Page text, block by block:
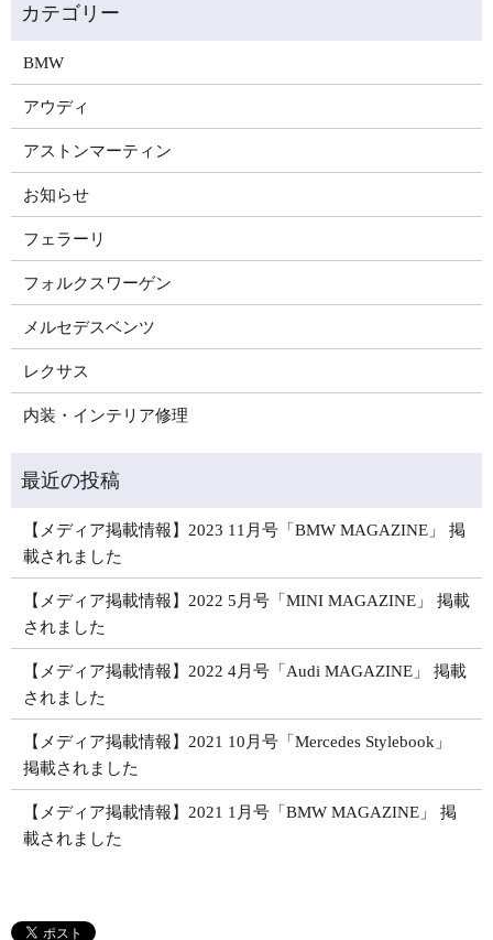
BMW
アウディ
アストンマーティン
お知らせ
フェラーリ
フォルクスワーゲン
メルセデスベンツ
レクサス
内装・インテリア修理
【メディア掲載情報】2023 11月号「BMW MAGAZINE」 掲
載されました
【メディア掲載情報】2022 5月号「MINI MAGAZINE」 掲載
されました
【メディア掲載情報】2022 4月号「Audi MAGAZINE」 掲載
されました
【メディア掲載情報】2021 10月号「Mercedes Stylebook」
掲載されました
【メディア掲載情報】2021 1月号「BMW MAGAZINE」 掲
載されました